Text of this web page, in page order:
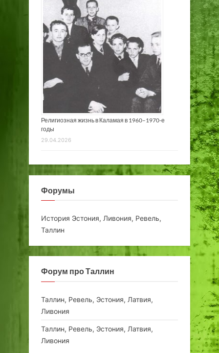
Религиозная жизнь в Каламая в 1960–1970-е
годы
29.04.2026
Форумы
История Эстония, Ливония, Ревель,
Таллин
Форум про Таллин
Таллин, Ревель, Эстония, Латвия,
Ливония
Таллин, Ревель, Эстония, Латвия,
Ливония